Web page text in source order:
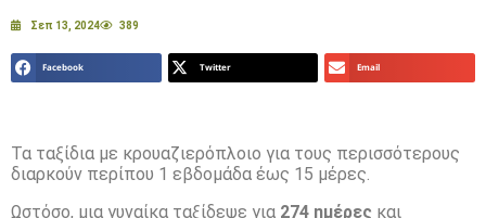
Σεπ 13, 2024 389
Facebook Twitter Email
Τα ταξίδια με κρουαζιερόπλοιο για τους περισσότερους
διαρκούν περίπου 1 εβδομάδα έως 15 μέρες.
Ωστόσο, μια γυναίκα ταξίδεψε για 274 ημέρες και